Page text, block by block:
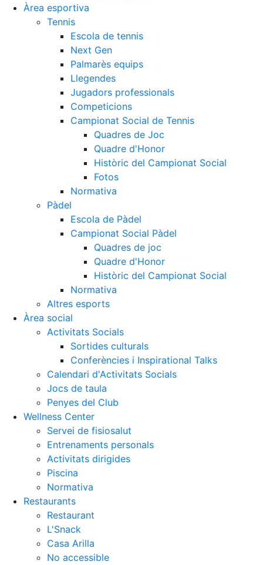
Àrea esportiva
Tennis
Escola de tennis
Next Gen
Palmarès equips
Llegendes
Jugadors professionals
Competicions
Campionat Social de Tennis
Quadres de Joc
Quadre d'Honor
Històric del Campionat Social
Fotos
Normativa
Pàdel
Escola de Pàdel
Campionat Social Pàdel
Quadres de joc
Quadre d'Honor
Històric del Campionat Social
Normativa
Altres esports
Àrea social
Activitats Socials
Sortides culturals
Conferències i Inspirational Talks
Calendari d'Activitats Socials
Jocs de taula
Penyes del Club
Wellness Center
Servei de fisiosalut
Entrenaments personals
Activitats dirigides
Piscina
Normativa
Restaurants
Restaurant
L'Snack
Casa Arilla
No accessible